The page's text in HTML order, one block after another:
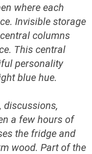
where each
Invisible storage
columns
This central
personality
blue hue.
discussions,
a few hours of
the fridge and
wood. Part of the